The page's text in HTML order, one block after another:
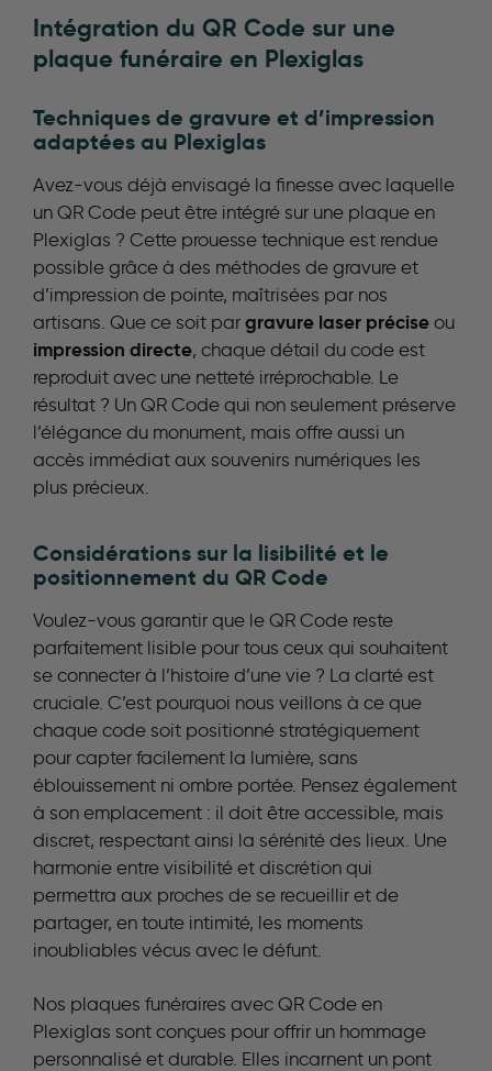
Intégration du QR Code sur une
plaque funéraire en Plexiglas
Techniques de gravure et d’impression
adaptées au Plexiglas
Avez-vous déjà envisagé la finesse avec laquelle
un QR Code peut être intégré sur une plaque en
Plexiglas ? Cette prouesse technique est rendue
possible grâce à des méthodes de gravure et
d’impression de pointe, maîtrisées par nos
artisans. Que ce soit par gravure laser précise ou
impression directe, chaque détail du code est
reproduit avec une netteté irréprochable. Le
résultat ? Un QR Code qui non seulement préserve
l’élégance du monument, mais offre aussi un
accès immédiat aux souvenirs numériques les
plus précieux.
Considérations sur la lisibilité et le
positionnement du QR Code
Voulez-vous garantir que le QR Code reste
parfaitement lisible pour tous ceux qui souhaitent
se connecter à l’histoire d’une vie ? La clarté est
cruciale. C’est pourquoi nous veillons à ce que
chaque code soit positionné stratégiquement
pour capter facilement la lumière, sans
éblouissement ni ombre portée. Pensez également
à son emplacement : il doit être accessible, mais
discret, respectant ainsi la sérénité des lieux. Une
harmonie entre visibilité et discrétion qui
permettra aux proches de se recueillir et de
partager, en toute intimité, les moments
inoubliables vécus avec le défunt.
Nos plaques funéraires avec QR Code en
Plexiglas sont conçues pour offrir un hommage
personnalisé et durable. Elles incarnent un pont